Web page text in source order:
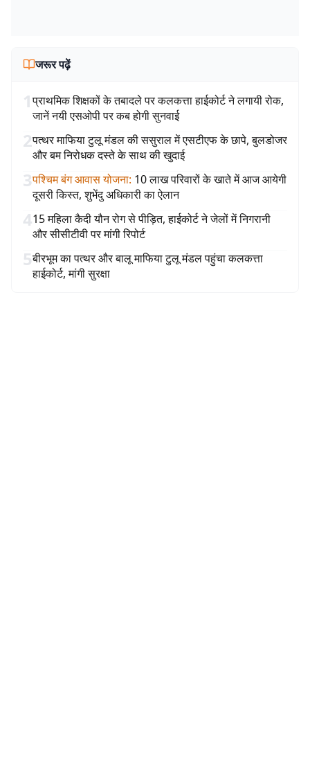
जरूर पढ़ें
1प्राथमिक शिक्षकों के तबादले पर कलकत्ता हाईकोर्ट ने लगायी रोक,
जानें नयी एसओपी पर कब होगी सुनवाई
2पत्थर माफिया टुलू मंडल की ससुराल में एसटीएफ के छापे, बुलडोजर
और बम निरोधक दस्ते के साथ की खुदाई
3पश्चिम बंग आवास योजना: 10 लाख परिवारों के खाते में आज आयेगी
दूसरी किस्त, शुभेंदु अधिकारी का ऐलान
415 महिला कैदी यौन रोग से पीड़ित, हाईकोर्ट ने जेलों में निगरानी
और सीसीटीवी पर मांगी रिपोर्ट
5बीरभूम का पत्थर और बालू माफिया टुलू मंडल पहुंचा कलकत्ता
हाईकोर्ट, मांगी सुरक्षा